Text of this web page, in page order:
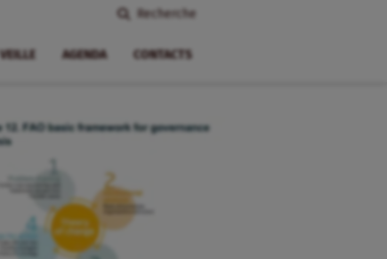
Recherche
VEILLE AGENDA CONTACTS